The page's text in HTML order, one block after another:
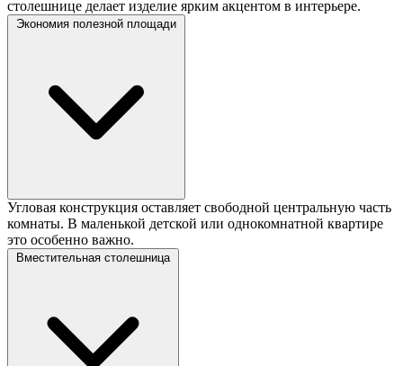
столешнице делает изделие ярким акцентом в интерьере.
Экономия полезной площади
Угловая конструкция оставляет свободной центральную часть
комнаты. В маленькой детской или однокомнатной квартире
это особенно важно.
Вместительная столешница